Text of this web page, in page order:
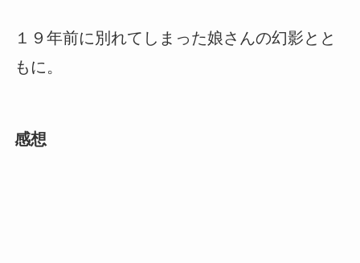
１９年前に別れてしまった娘さんの幻影とと
もに。
感想